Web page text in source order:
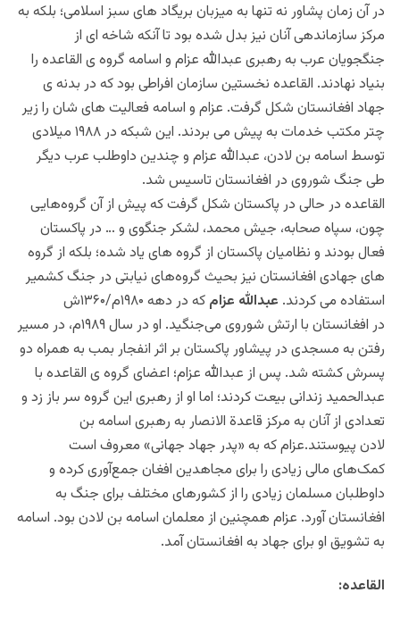
در آن زمان پشاور نه تنها به میزبان بریگاد های سبز اسلامی؛ بلکه به
مرکز سازماندهی آنان نیز بدل شده بود تا آنکه شاخه ای از
جنگجویان عرب به رهبری عبدالله عزام و اسامه گروه ی القاعده را
بنیاد نهادند. القاعده نخستین سازمان افراطی بود که در بدنه ی
جهاد افغانستان شکل گرفت. عزام و اسامه فعالیت های شان را زیر
چتر مکتب خدمات به پیش می بردند. این شبکه در ۱۹۸۸ میلادی
توسط اسامه بن لادن، عبدالله عزام و چندین داوطلب عرب دیگر
طی جنگ شوروی در افغانستان تاسیس شد.
القاعده در حالی در پاکستان شکل گرفت که پیش از آن گروه‌هایی
چون، سپاه صحابه، جیش محمد، لشکر جنگوی و … در پاکستان
فعال بودند و نظامیان پاکستان از گروه های یاد شده؛ بلکه از گروه
های جهادی افغانستان نیز بحیث گروه‌های نیابتی در جنگ کشمیر
استفاده می کردند. عبدالله عزام
که در دهه ۱۹۸۰م/۱۳۶۰ش
در افغانستان با ارتش شوروی می‌جنگید. او در سال ۱۹۸۹م، در مسیر
رفتن به مسجدی در پیشاور پاکستان بر اثر انفجار بمب به همراه دو
پسرش کشته شد. پس از عبدالله عزام؛ اعضای گروه ی القاعده با
عبدالحمید زندانی بیعت کردند؛ اما او از رهبری این گروه سر باز زد و
تعدادی از آنان به مرکز قاعدة الانصار به رهبری اسامه بن
لادن پیوستند.عزام که به «پدر جهاد جهانی» معروف است
کمک‌های مالی زیادی را برای مجاهدین افغان جمع‌آوری کرده و
داوطلبان مسلمان زیادی را از کشورهای مختلف برای جنگ به
افغانستان آورد. عزام همچنین از معلمان اسامه بن لادن بود. اسامه
به تشویق او برای جهاد به افغانستان آمد.
القاعده: